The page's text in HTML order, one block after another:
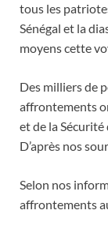
tous les
Sénégal et la
moyens cette
Des milliers de
affrontements
et de la Sécurité
D’après nos
Selon nos
affrontements